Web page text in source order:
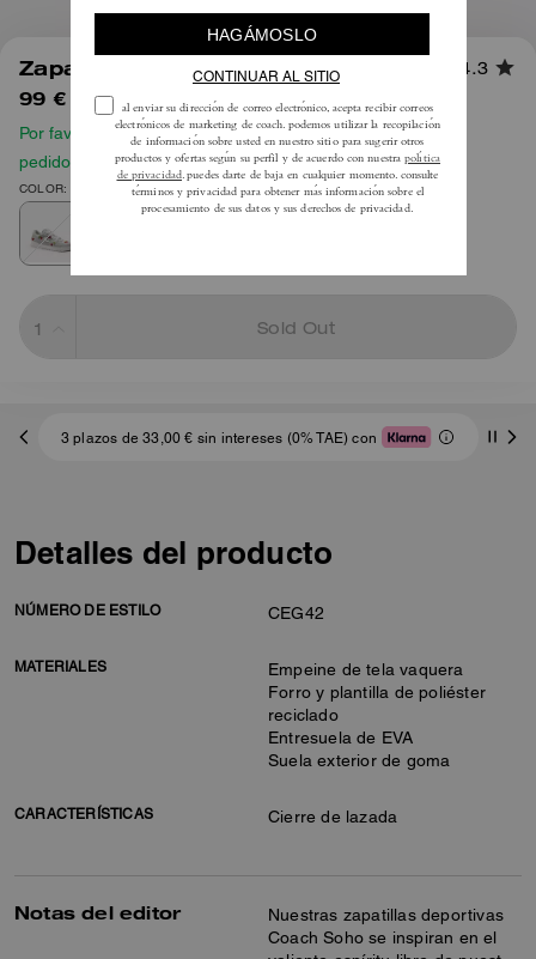
Zapatilla Soho Con Cerezos 4.3
99 € 165 €
Por favor, consulta nuestra guía de tallas antes de hacer tu
pedido
COLOR: Denim/Blanco óptico
Sold Out
3 plazos de 33,00 € sin intereses (0% TAE) con
Detalles del producto
NÚMERO DE ESTILO CEG42
MATERIALES
Empeine de tela vaquera
Forro y plantilla de poliéster
reciclado
Entresuela de EVA
Suela exterior de goma
CARACTERÍSTICAS Cierre de lazada
Notas del editor
Nuestras zapatillas deportivas
Coach Soho se inspiran en el